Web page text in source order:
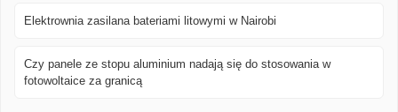
Elektrownia zasilana bateriami litowymi w Nairobi
Czy panele ze stopu aluminium nadają się do stosowania w
fotowoltaice za granicą